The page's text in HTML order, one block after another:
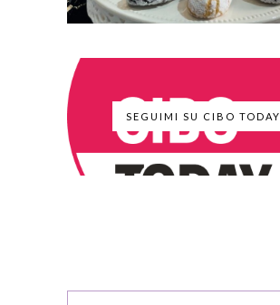
SEGUIMI SU CIBO TODAY